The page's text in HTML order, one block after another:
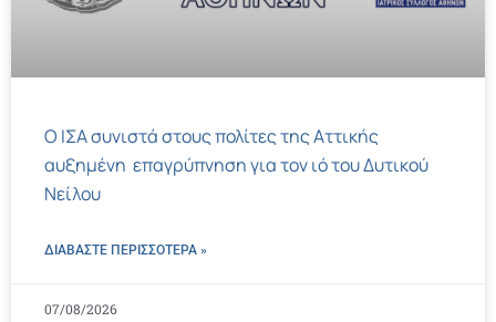
Ο ΙΣΑ συνιστά στους πολίτες της Αττικής
αυξημένη επαγρύπνηση για τον ιό του Δυτικού
Νείλου
ΔΙΑΒΑΣΤΕ ΠΕΡΙΣΣΌΤΕΡΑ »
07/08/2026